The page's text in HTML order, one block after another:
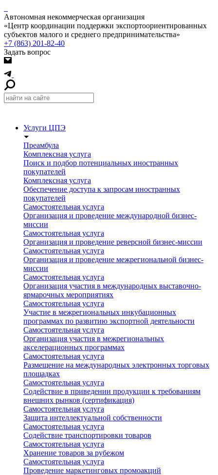
Автономная некоммерческая организация
«Центр координации поддержки экспортоориентированных
субъектов малого и среднего предпринимательства»
+7 (863) 201-82-40
Задать вопрос
Услуги ЦПЭ
Преамбула
Комплексная услуга
Поиск и подбор потенциальных иностранных
покупателей
Комплексная услуга
Обеспечение доступа к запросам иностранных
покупателей
Самостоятельная услуга
Организация и проведение международной бизнес-
миссии
Самостоятельная услуга
Организация и проведение реверсной бизнес-миссии
Самостоятельная услуга
Организация и проведение межрегиональной бизнес-
миссии
Самостоятельная услуга
Организация участия в международных выставочно-
ярмарочных мероприятиях
Самостоятельная услуга
Участие в межрегиональных инкубационных
программах по развитию экспортной деятельности
Самостоятельная услуга
Организация участия в межрегиональных
акселерационных программах
Самостоятельная услуга
Размещение на международных электронных торговых
площадках
Самостоятельная услуга
Содействие в приведении продукции к требованиям
внешних рынков (сертификация)
Самостоятельная услуга
Защита интеллектуальной собственности
Самостоятельная услуга
Содействие транспортировки товаров
Самостоятельная услуга
Хранение товаров за рубежом
Самостоятельная услуга
Проведение маркетинговых промоакций